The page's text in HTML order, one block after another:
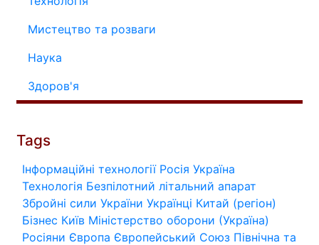
Мистецтво та розваги
Наука
Здоров'я
Tags
Інформаційні технології Росія Україна
Технологія Безпілотний літальний апарат
Збройні сили України Українці Китай (регіон)
Бізнес Київ Міністерство оборони (Україна)
Росіяни Європа Європейський Союз Північна та